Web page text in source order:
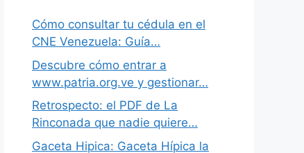
Cómo consultar tu cédula en el
CNE Venezuela: Guía…
Descubre cómo entrar a
www.patria.org.ve y gestionar…
Retrospecto: el PDF de La
Rinconada que nadie quiere…
Gaceta Hipica: Gaceta Hípica la